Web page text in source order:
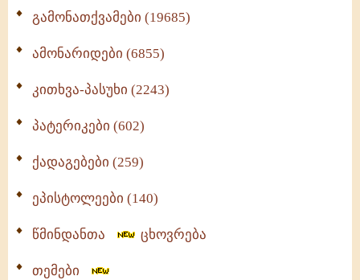
გამონათქვამები (19685)
ამონარიდები (6855)
კითხვა-პასუხი (2243)
პატერიკები (602)
ქადაგებები (259)
ეპისტოლეები (140)
წმინდანთა ცხოვრება
თემები